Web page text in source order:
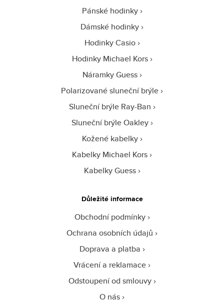
Pánské hodinky
Dámské hodinky
Hodinky Casio
Hodinky Michael Kors
Náramky Guess
Polarizované sluneční brýle
Sluneční brýle Ray-Ban
Sluneční brýle Oakley
Kožené kabelky
Kabelky Michael Kors
Kabelky Guess
Důležité informace
Obchodní podmínky
Ochrana osobních údajů
Doprava a platba
Vrácení a reklamace
Odstoupení od smlouvy
O nás